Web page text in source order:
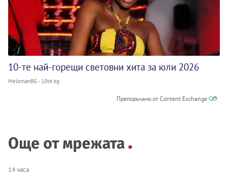
10-те най-горещи световни хита за юли 2026
MelomanBG - 10te.bg
Препоръчано от Content Exchange
Още от мрежата
14 часа